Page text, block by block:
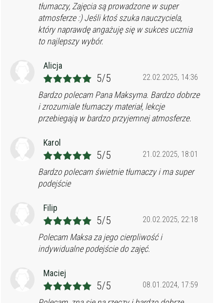
tłumaczy, Zajęcia są prowadzone w super
atmosferze :) Jeśli ktoś szuka nauczyciela,
który naprawdę angażuję się w sukces ucznia
to najlepszy wybór.
Alicja
22.02.2025, 14:36
5/5
Bardzo polecam Pana Maksyma. Bardzo dobrze
i zrozumiale tłumaczy materiał, lekcje
przebiegają w bardzo przyjemnej atmosferze.
Karol
21.02.2025, 18:01
5/5
Bardzo polecam świetnie tłumaczy i ma super
podejście
Filip
20.02.2025, 22:18
5/5
Polecam Maksa za jego cierpliwość i
indywidualne podejście do zajęć.
Maciej
08.01.2024, 17:59
5/5